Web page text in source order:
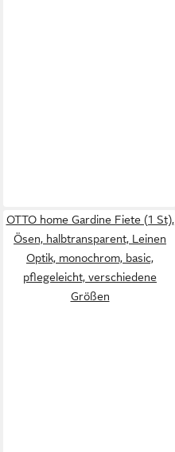
OTTO home Gardine Fiete (1 St),
Ösen, halbtransparent, Leinen
Optik, monochrom, basic,
pflegeleicht, verschiedene
Größen